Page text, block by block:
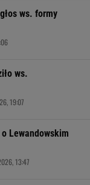
ws. formy
ws.
19:07
Lewandowskim
13:47